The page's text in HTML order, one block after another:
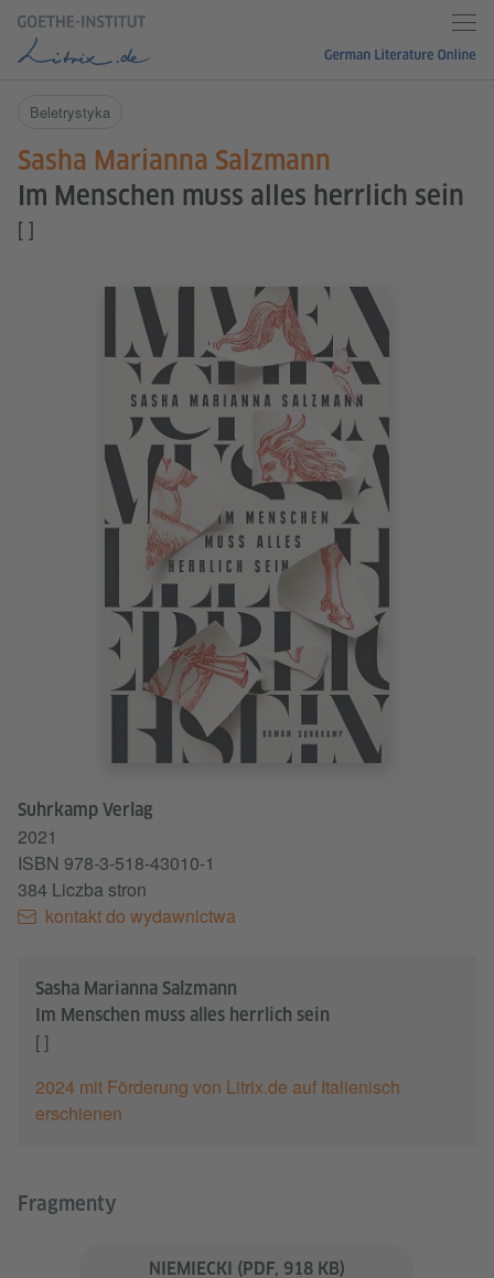
Beletrystyka
Sasha Marianna Salzmann
Im Menschen muss alles herrlich sein
[ ]
Suhrkamp Verlag
2021
ISBN 978-3-518-43010-1
384 Liczba stron
kontakt do wydawnictwa
Sasha Marianna Salzmann
Im Menschen muss alles herrlich sein
[ ]
2024 mit Förderung von Litrix.de auf Italienisch
erschienen
Fragmenty
NIEMIECKI (PDF, 918 KB)